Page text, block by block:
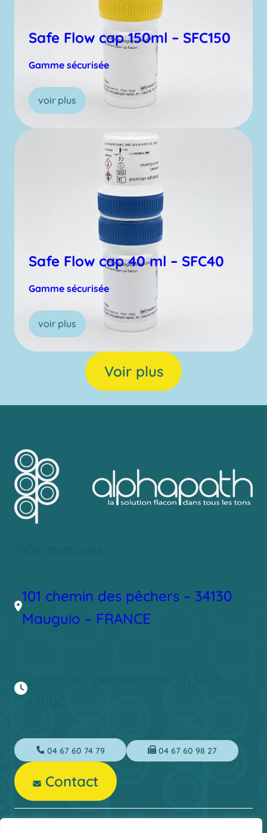
Safe Flow cap 150ml – SFC150
Gamme sécurisée
voir plus
Safe Flow cap 40 ml – SFC40
Gamme sécurisée
voir plus
Voir plus
101 chemin des pêchers – 34130
Mauguio – FRANCE
04 67 60 74 79 04 67 60 98 27
Contact